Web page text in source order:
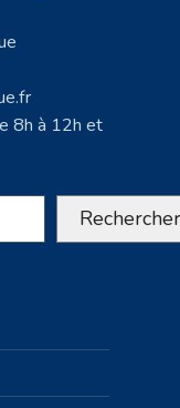
8h à 12h et
Rechercher